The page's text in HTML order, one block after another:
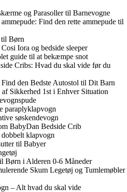
og Parasoller til Barnevogne
Find den rette ammepude til
Børn
Iora og bedside sleeper
guide til at bekæmpe snot
Cribs: Hvad du skal vide før du
den Bedste Autostol til Dit Barn
Sikkerhed 1st i Enhver Situation
paraplyklapvogn
søskendevogn
BabyDan Bedside Crib
klapvogn
til Babyer
Børn i Alderen 0-6 Måneder
Skum Legetøj og Tumlemøbler
– Alt hvad du skal vide